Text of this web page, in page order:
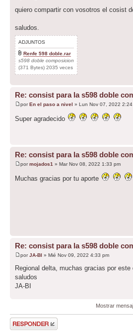
quiero compartir con vosotros el cosist
saludos.
ADJUNTOS
Renfe 598 doble.rar
s598 doble composicion
(371 Bytes) 2035 veces
Re: consist para la s598 doble
porEn el paso a nivel » Lun Nov 07, 2022 2:24
Super agradecido
Re: consist para la s598 doble
pormojados1 » Mar Nov 08, 2022 1:33 pm
Muchas gracias por tu aporte
Re: consist para la s598 doble
porJA-BI » Mié Nov 09, 2022 4:33 pm
Regional delta, muchas gracias por
saludos
JA-BI
Mostrar
Publicar una
respuesta